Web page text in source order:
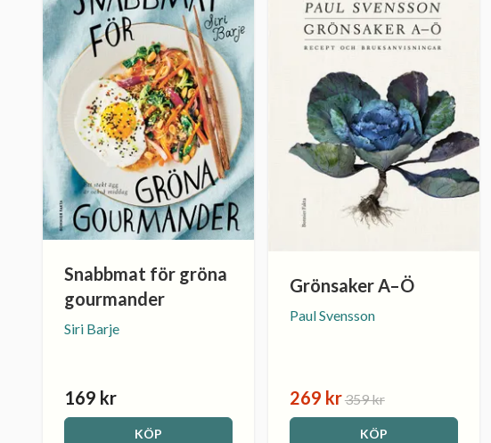
Snabbmat för gröna
gourmander
Siri Barje
169 kr
KÖP
Grönsaker A–Ö
Paul Svensson
269 kr359 kr
KÖP